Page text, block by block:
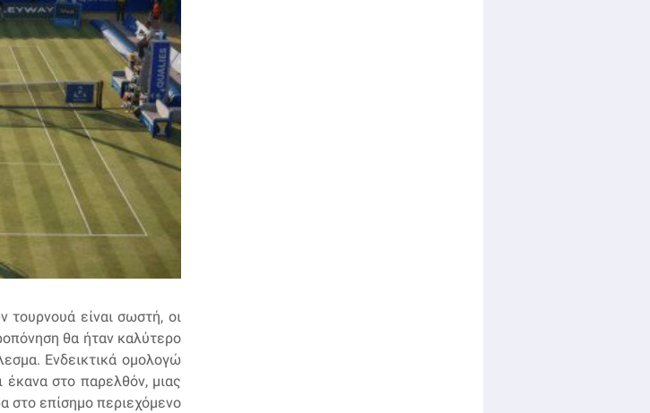
είναι σωστή, οι
θα ήταν καλύτερο
Ενδεικτικά ομολογώ
έκανα στο παρελθόν, μιας
στο επίσημο περιεχόμενο